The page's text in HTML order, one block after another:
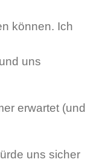
können. Ich
uns
erwartet (und
uns sicher